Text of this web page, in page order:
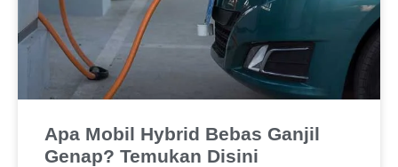
Apa Mobil Hybrid Bebas Ganjil
Genap? Temukan Disini